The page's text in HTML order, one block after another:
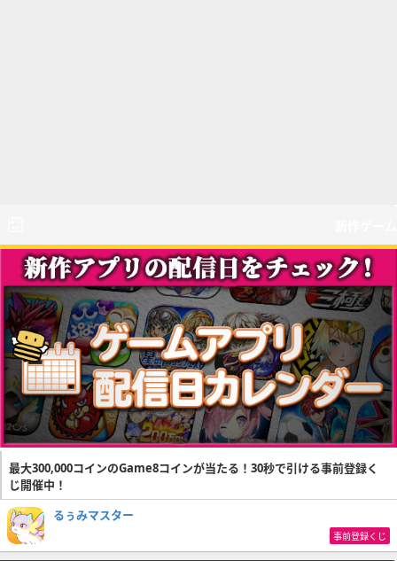
最大300,000コインのGame8コインが当たる！30秒で引ける事前登録く
じ開催中！
るぅみマスター
事前登録くじ